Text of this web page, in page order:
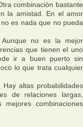
combinación bastante
la amistad. En el amor
es nada que no pueda
Aunque no es la mejor
que tienen el uno
ir a buen puerto sin
lo que trata cualquier
Hay altas probabilidades
de relaciones largas,
combinaciones